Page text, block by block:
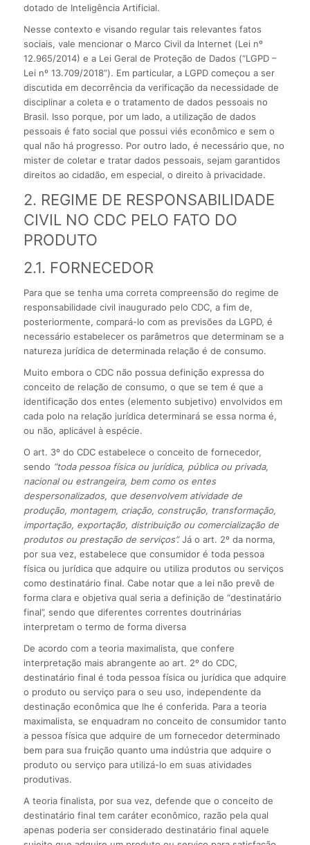
dotado de Inteligência Artificial.
Nesse contexto e visando regular tais relevantes fatos
sociais, vale mencionar o Marco Civil da Internet (Lei nº
12.965/2014) e a Lei Geral de Proteção de Dados (“LGPD –
Lei nº 13.709/2018”). Em particular, a LGPD começou a ser
discutida em decorrência da verificação da necessidade de
disciplinar a coleta e o tratamento de dados pessoais no
Brasil. Isso porque, por um lado, a utilização de dados
pessoais é fato social que possui viés econômico e sem o
qual não há progresso. Por outro lado, é necessário que, no
mister de coletar e tratar dados pessoais, sejam garantidos
direitos ao cidadão, em especial, o direito à privacidade.
2. REGIME DE RESPONSABILIDADE
CIVIL NO CDC PELO FATO DO
PRODUTO
2.1. FORNECEDOR
Para que se tenha uma correta compreensão do regime de
responsabilidade civil inaugurado pelo CDC, a fim de,
posteriormente, compará-lo com as previsões da LGPD, é
necessário estabelecer os parâmetros que determinam se a
natureza jurídica de determinada relação é de consumo.
Muito embora o CDC não possua definição expressa do
conceito de relação de consumo, o que se tem é que a
identificação dos entes (elemento subjetivo) envolvidos em
cada polo na relação jurídica determinará se essa norma é,
ou não, aplicável à espécie.
O art. 3º do CDC estabelece o conceito de fornecedor,
sendo “toda pessoa física ou jurídica, pública ou privada,
nacional ou estrangeira, bem como os entes
despersonalizados, que desenvolvem atividade de
produção, montagem, criação, construção, transformação,
importação, exportação, distribuição ou comercialização de
produtos ou prestação de serviços”.Já o art. 2º da norma,
por sua vez, estabelece que consumidor é toda pessoa
física ou jurídica que adquire ou utiliza produtos ou serviços
como destinatário final. Cabe notar que a lei não prevê de
forma clara e objetiva qual seria a definição de “destinatário
final”, sendo que diferentes correntes doutrinárias
interpretam o termo de forma diversa
De acordo com a teoria maximalista, que confere
interpretação mais abrangente ao art. 2º do CDC,
destinatário final é toda pessoa física ou jurídica que adquire
o produto ou serviço para o seu uso, independente da
destinação econômica que lhe é conferida. Para a teoria
maximalista, se enquadram no conceito de consumidor tanto
a pessoa física que adquire de um fornecedor determinado
bem para sua fruição quanto uma indústria que adquire o
produto ou serviço para utilizá-lo em suas atividades
produtivas.
A teoria finalista, por sua vez, defende que o conceito de
destinatário final tem caráter econômico, razão pela qual
apenas poderia ser considerado destinatário final aquele